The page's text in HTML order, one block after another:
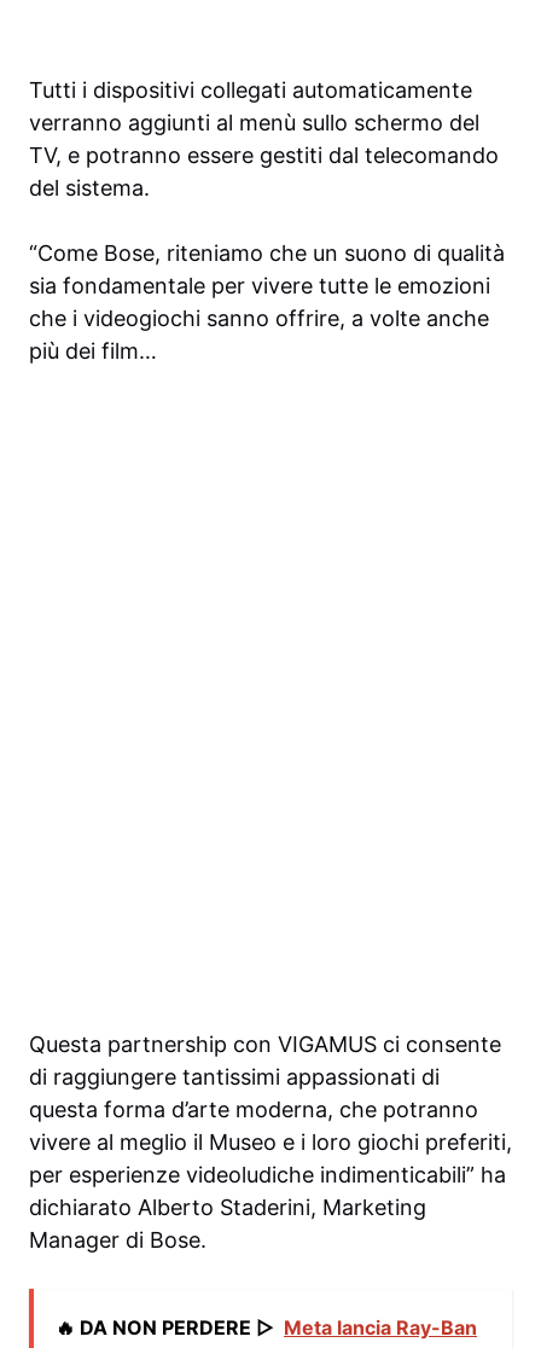
Tutti i dispositivi collegati automaticamente
verranno aggiunti al menù sullo schermo del
TV, e potranno essere gestiti dal telecomando
del sistema.
“Come Bose, riteniamo che un suono di qualità
sia fondamentale per vivere tutte le emozioni
che i videogiochi sanno offrire, a volte anche
più dei film…
Questa partnership con VIGAMUS ci consente
di raggiungere tantissimi appassionati di
questa forma d’arte moderna, che potranno
vivere al meglio il Museo e i loro giochi preferiti,
per esperienze videoludiche indimenticabili” ha
dichiarato Alberto Staderini, Marketing
Manager di Bose.
🔥 DA NON PERDERE ▷ Meta lancia Ray-Ban